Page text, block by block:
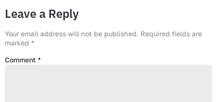
Leave a Reply
Your email address will not be published. Required fields are
marked *
Comment *